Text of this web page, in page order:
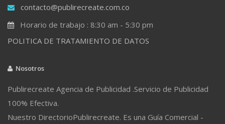
contacto@publirecreate.com.co
Horario de trabajo : 8:30 am - 5:30 pm
POLITICA DE TRATAMIENTO DE DATOS
Nosotros
Publirecreate Agencia de Publicidad .Servicio de Publicidad
100% Efectiva.
Nuestro DirectorioPublirecreate. Es una Guía Comercial -